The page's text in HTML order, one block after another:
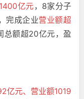
亿元，8家分子
完成企业营业额超
总额超20亿元，盈
亿元、营业额1019